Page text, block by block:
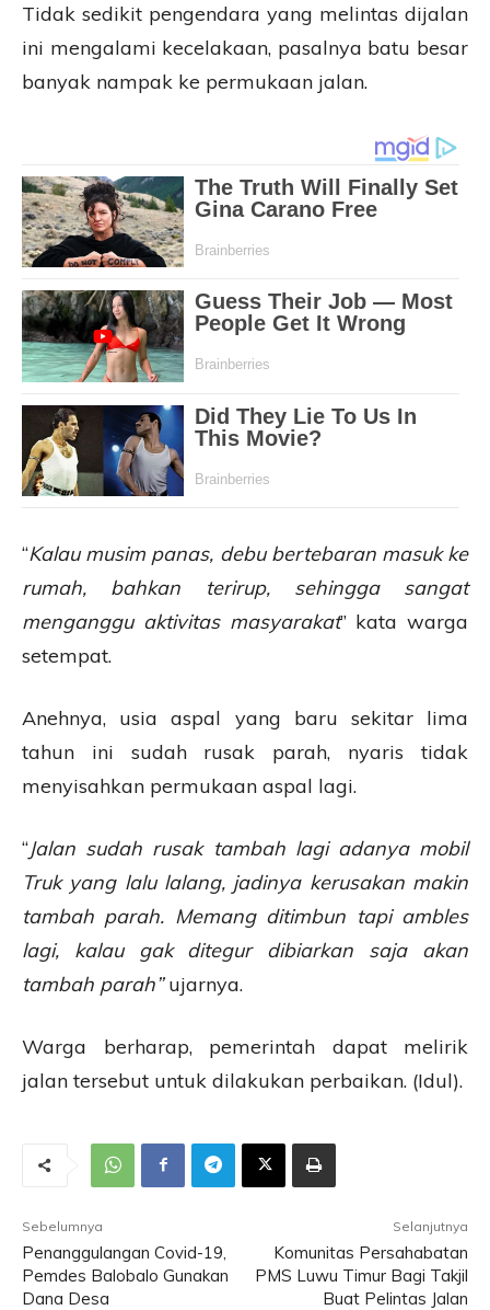
Tidak sedikit pengendara yang melintas dijalan
ini mengalami kecelakaan, pasalnya batu besar
banyak nampak ke permukaan jalan.
“Kalau musim panas, debu bertebaran masuk ke
rumah, bahkan terirup, sehingga sangat
menganggu aktivitas masyarakat” kata warga
setempat.
Anehnya, usia aspal yang baru sekitar lima
tahun ini sudah rusak parah, nyaris tidak
menyisahkan permukaan aspal lagi.
“Jalan sudah rusak tambah lagi adanya mobil
Truk yang lalu lalang, jadinya kerusakan makin
tambah parah. Memang ditimbun tapi ambles
lagi, kalau gak ditegur dibiarkan saja akan
tambah parah”ujarnya.
Warga berharap, pemerintah dapat melirik
jalan tersebut untuk dilakukan perbaikan. (Idul).
Sebelumnya
Penanggulangan Covid-19,
Pemdes Balobalo Gunakan
Dana Desa
Selanjutnya
Komunitas Persahabatan
PMS Luwu Timur Bagi Takjil
Buat Pelintas Jalan